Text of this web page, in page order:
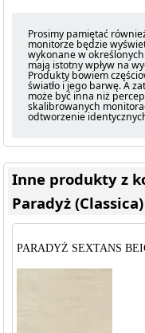
Prosimy pamiętać
monitorze będzie
wykonane w
mają istotny wpływ na
Produkty bowiem
światło i jego barwę. A
może być inna niż
skalibrowanych
odtworzenie
Inne produkty z
Paradyż
PARADYŻ SEXTANS